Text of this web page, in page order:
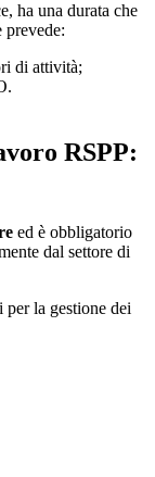
ha una durata che
prevede:
di attività;
RSPP:
ed è obbligatorio
dal settore di
la gestione dei